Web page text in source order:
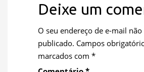
Deixe um
O seu endereço de e-mail não
publicado. Campos
marcados com *